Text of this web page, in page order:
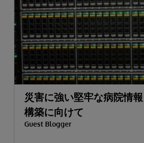
災害に強い堅牢な病院情
構築に向けて
Guest Blogger